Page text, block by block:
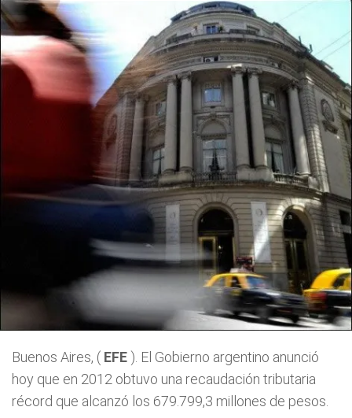
Buenos Aires, ( EFE ). El Gobierno argentino anunció
hoy que en 2012 obtuvo una recaudación tributaria
récord que alcanzó los 679.799,3 millones de pesos.